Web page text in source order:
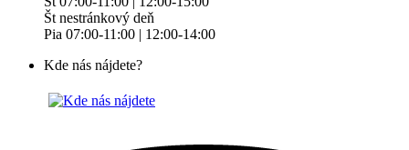
Št nestránkový deň
Pia 07:00-11:00 | 12:00-14:00
Kde nás nájdete?